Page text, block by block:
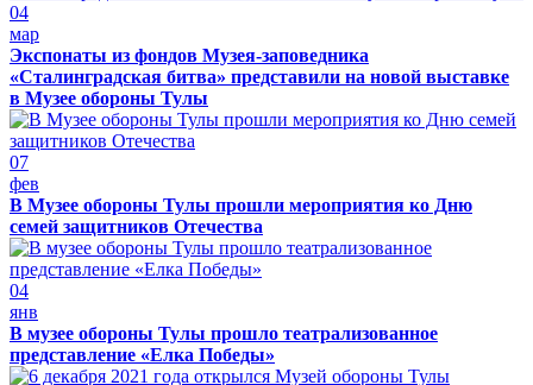
04
мар
Экспонаты из фондов Музея-заповедника
«Сталинградская битва» представили на новой выставке
в Музее обороны Тулы
07
фев
В Музее обороны Тулы прошли мероприятия ко Дню
семей защитников Отечества
04
янв
В музее обороны Тулы прошло театрализованное
представление «Елка Победы»